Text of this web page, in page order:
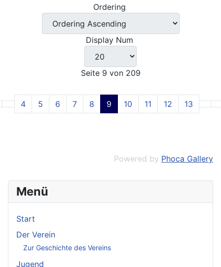
Ordering
Display Num
Seite 9 von 209
4 5 6 7 8 9 10 11 12 13
Powered by Phoca Gallery
Menü
Start
Der Verein
Zur Geschichte des Vereins
Jugend